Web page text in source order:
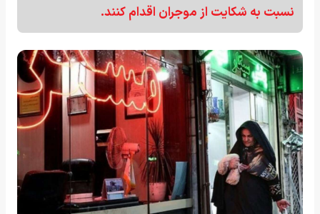
نسبت به شکایت از موجران اقدام کنند.